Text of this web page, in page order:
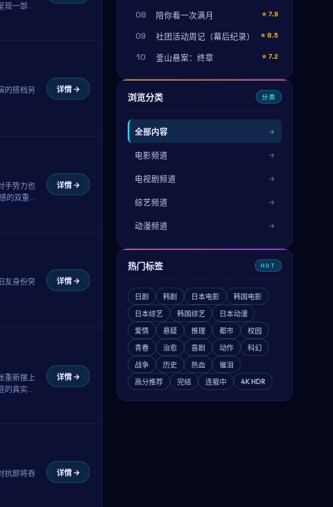
一部令
的搭档另
详情 →
手势力也
的双重
详情 →
友身份突
详情 →
重新摆上
真实褶
详情 →
抗即将吞
详情 →
08 陪你看一次满月 ⭐ 7.9
09 社团活动周记（幕后纪录） ⭐ 8.5
10 釜山悬案：终章 ⭐ 7.2
浏览分类 分类
全部内容
电影频道
电视剧频道
综艺频道
动漫频道
热门标签 HOT
日剧 韩剧 日本电影
韩国电影
日本综艺
韩国综艺
日本动漫
爱情
悬疑 推理 都市
校园
青春
治愈 喜剧 动作
科幻
战争
历史 热血
催泪
高分推荐
完结 连载中 4K HDR